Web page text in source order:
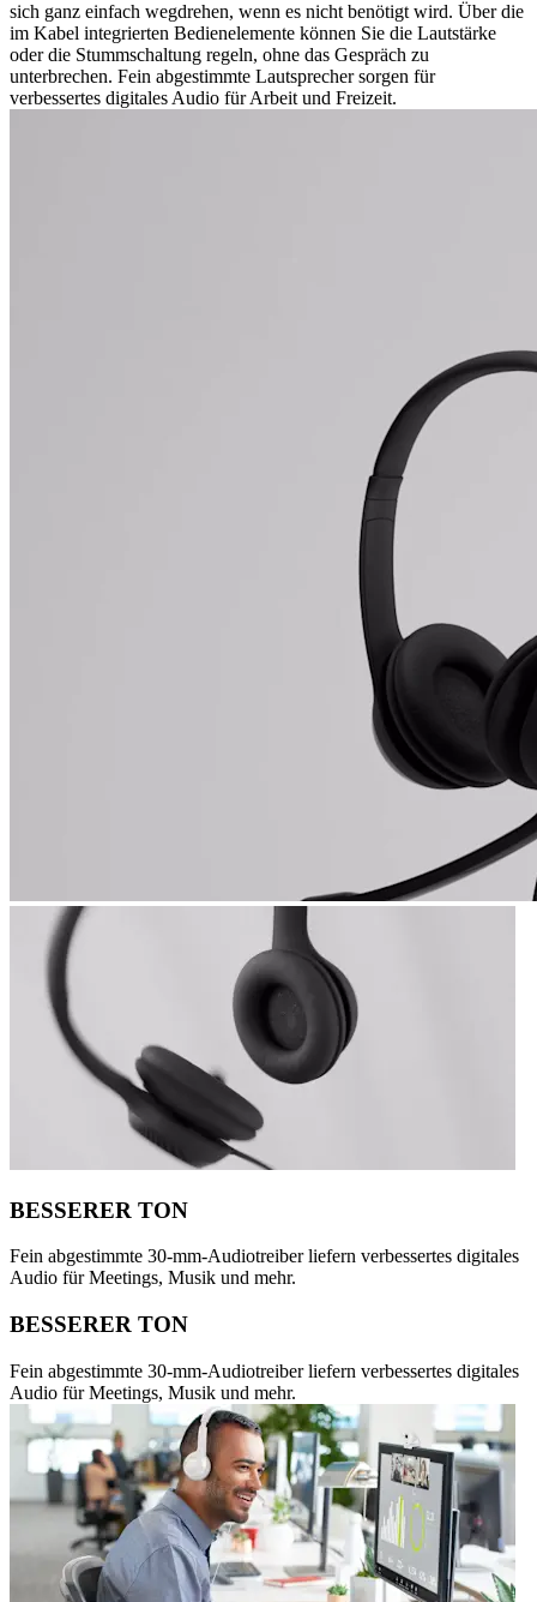
sich ganz einfach wegdrehen, wenn es nicht benötigt wird. Über die
im Kabel integrierten Bedienelemente können Sie die Lautstärke
oder die Stummschaltung regeln, ohne das Gespräch zu
unterbrechen. Fein abgestimmte Lautsprecher sorgen für
verbessertes digitales Audio für Arbeit und Freizeit.
BESSERER TON
Fein abgestimmte 30-mm-Audiotreiber liefern verbessertes digitales
Audio für Meetings, Musik und mehr.
BESSERER TON
Fein abgestimmte 30-mm-Audiotreiber liefern verbessertes digitales
Audio für Meetings, Musik und mehr.